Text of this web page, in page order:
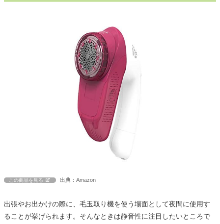
この商品を見る 出典：Amazon
出張やお出かけの際に、毛玉取り機を使う場面として夜間に使用す
ることが挙げられます。そんなときは静音性に注目したいところで